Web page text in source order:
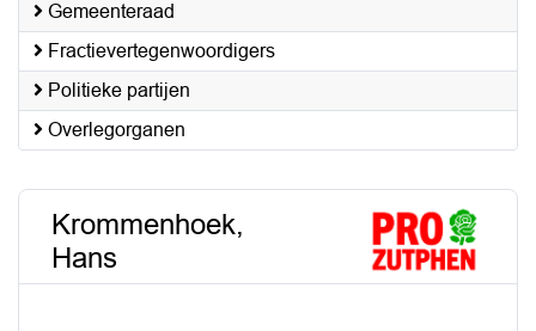
Gemeenteraad
Fractievertegenwoordigers
Politieke partijen
Overlegorganen
Krommenhoek,
Hans